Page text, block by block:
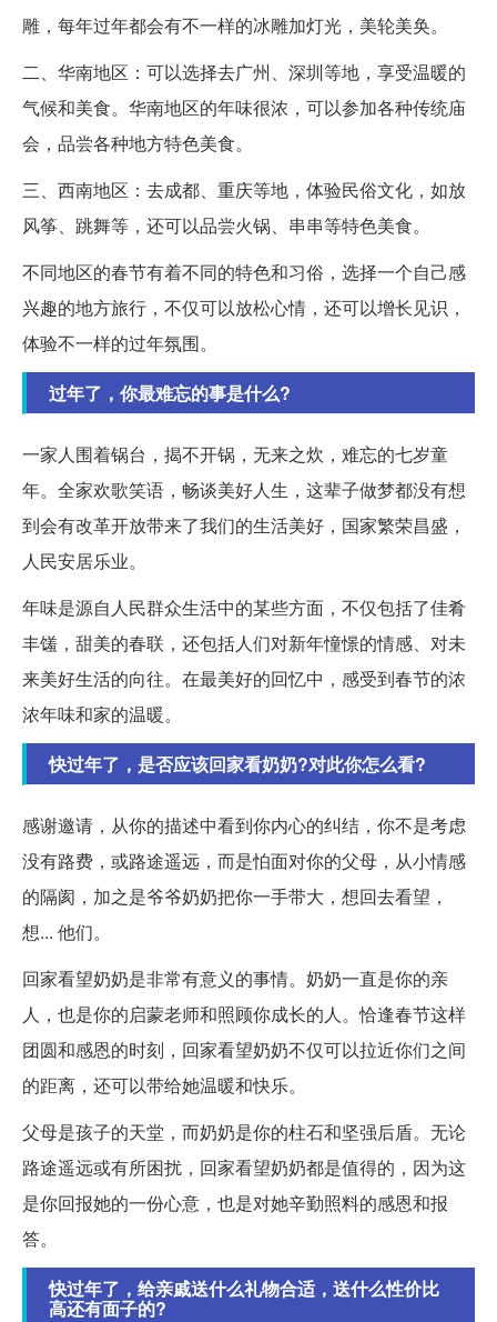
雕，每年过年都会有不一样的冰雕加灯光，美轮美奂。
二、华南地区：可以选择去广州、深圳等地，享受温暖的
气候和美食。华南地区的年味很浓，可以参加各种传统庙
会，品尝各种地方特色美食。
三、西南地区：去成都、重庆等地，体验民俗文化，如放
风筝、跳舞等，还可以品尝火锅、串串等特色美食。
不同地区的春节有着不同的特色和习俗，选择一个自己感
兴趣的地方旅行，不仅可以放松心情，还可以增长见识，
体验不一样的过年氛围。
过年了，你最难忘的事是什么?
一家人围着锅台，揭不开锅，无来之炊，难忘的七岁童
年。全家欢歌笑语，畅谈美好人生，这辈子做梦都没有想
到会有改革开放带来了我们的生活美好，国家繁荣昌盛，
人民安居乐业。
年味是源自人民群众生活中的某些方面，不仅包括了佳肴
丰馐，甜美的春联，还包括人们对新年憧憬的情感、对未
来美好生活的向往。在最美好的回忆中，感受到春节的浓
浓年味和家的温暖。
快过年了，是否应该回家看奶奶?对此你怎么看?
感谢邀请，从你的描述中看到你内心的纠结，你不是考虑
没有路费，或路途遥远，而是怕面对你的父母，从小情感
的隔阂，加之是爷爷奶奶把你一手带大，想回去看望，
想... 他们。
回家看望奶奶是非常有意义的事情。奶奶一直是你的亲
人，也是你的启蒙老师和照顾你成长的人。恰逢春节这样
团圆和感恩的时刻，回家看望奶奶不仅可以拉近你们之间
的距离，还可以带给她温暖和快乐。
父母是孩子的天堂，而奶奶是你的柱石和坚强后盾。无论
路途遥远或有所困扰，回家看望奶奶都是值得的，因为这
是你回报她的一份心意，也是对她辛勤照料的感恩和报
答。
快过年了，给亲戚送什么礼物合适，送什么性价比
高还有面子的?